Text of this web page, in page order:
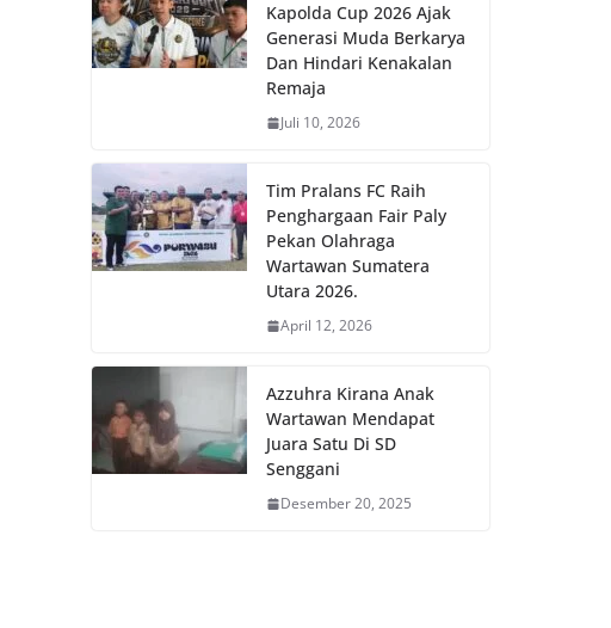
Kapolda Cup 2026 Ajak
Generasi Muda Berkarya
Dan Hindari Kenakalan
Remaja
Juli 10, 2026
Tim Pralans FC Raih
Penghargaan Fair Paly
Pekan Olahraga
Wartawan Sumatera
Utara 2026.
April 12, 2026
Azzuhra Kirana Anak
Wartawan Mendapat
Juara Satu Di SD
Senggani
Desember 20, 2025